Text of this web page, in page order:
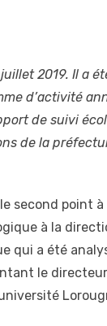
2019. Il a
d’activité
de suivi
de la
second point à
à la
qui a été
le